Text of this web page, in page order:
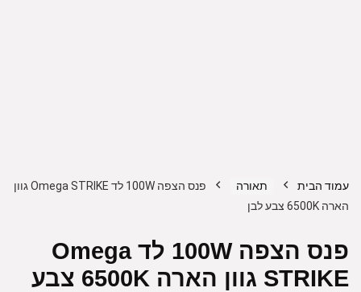
עמוד הבית תאורה
פנס הצפה 100W לד Omega STRIKE גוון
הארה 6500K צבע לבן
פנס הצפה 100W לד Omega
STRIKE גוון הארה 6500K צבע